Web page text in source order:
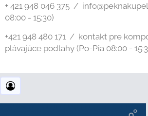
+ 421 948 046 375 /
08:00 - 15:30)
+421 948 480 171 / kontakt pre
plávajúce podlahy (Po-Pia 08:00 -